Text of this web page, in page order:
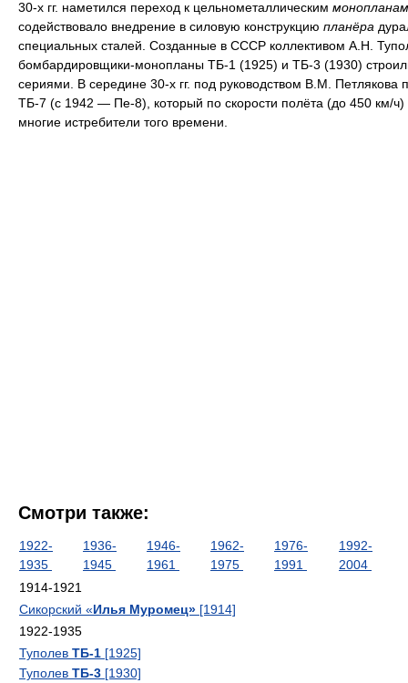
30-х гг. наметился переход к цельнометаллическим
содействовало внедрение в силовую конструкцию планёра
специальных сталей. Созданные в СССР коллективом А.Н.
бомбардировщики-монопланы ТБ-1 (1925) и ТБ-3 (1930)
сериями. В середине 30-х гг. под руководством В.М. Петлякова
ТБ-7 (с 1942 — Пе-8), который по скорости полёта (до 450 км/ч)
многие истребители того времени.
Смотри также:
1922-
1935
1936-
1945
1946-
1961
1962-
1975
1976-
1991
1992-
2004
1914-1921
Сикорский «Илья Муромец» [1914]
1922-1935
Туполев ТБ-1 [1925]
Туполев ТБ-3 [1930]